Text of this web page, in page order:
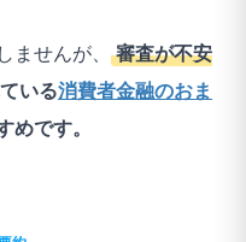
せんが、
審査が不安
いる消費者金融のおま
めです。